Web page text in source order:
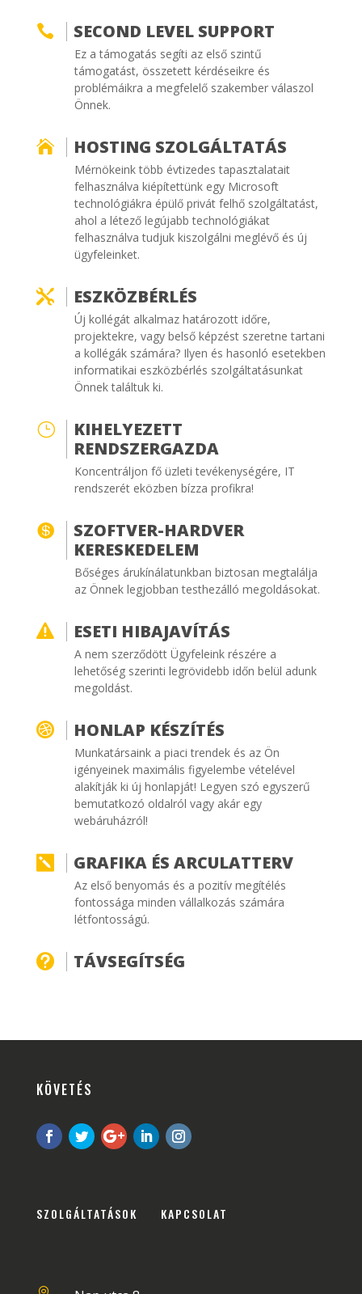
 SECOND LEVEL SUPPORT
Ez a támogatás segíti az első szintű
támogatást, összetett kérdéseikre és
problémáikra a megfelelő szakember válaszol
Önnek.
 HOSTING SZOLGÁLTATÁS
Mérnökeink több évtizedes tapasztalatait
felhasználva kiépítettünk egy Microsoft
technológiákra épülő privát felhő szolgáltatást,
ahol a létező legújabb technológiákat
felhasználva tudjuk kiszolgálni meglévő és új
ügyfeleinket.
 ESZKÖZBÉRLÉS
Új kollégát alkalmaz határozott időre,
projektekre, vagy belső képzést szeretne tartani
a kollégák számára? Ilyen és hasonló esetekben
informatikai eszközbérlés szolgáltatásunkat
Önnek találtuk ki.
}
KIHELYEZETT
RENDSZERGAZDA
Koncentráljon fő üzleti tevékenységére, IT
rendszerét eközben bízza profikra!

SZOFTVER-HARDVER
KERESKEDELEM
Bőséges árukínálatunkban biztosan megtalálja
az Önnek legjobban testhezálló megoldásokat.
 ESETI HIBAJAVÍTÁS
A nem szerződött Ügyfeleink részére a
lehetőség szerinti legrövidebb időn belül adunk
megoldást.
 HONLAP KÉSZÍTÉS
Munkatársaink a piaci trendek és az Ön
igényeinek maximális figyelembe vételével
alakítják ki új honlapját! Legyen szó egyszerű
bemutatkozó oldalról vagy akár egy
webáruházról!
 GRAFIKA ÉS ARCULATTERV
Az első benyomás és a pozitív megítélés
fontossága minden vállalkozás számára
létfontosságú.
 TÁVSEGÍTSÉG
KÖVETÉS
SZOLGÁLTATÁSOK KAPCSOLAT